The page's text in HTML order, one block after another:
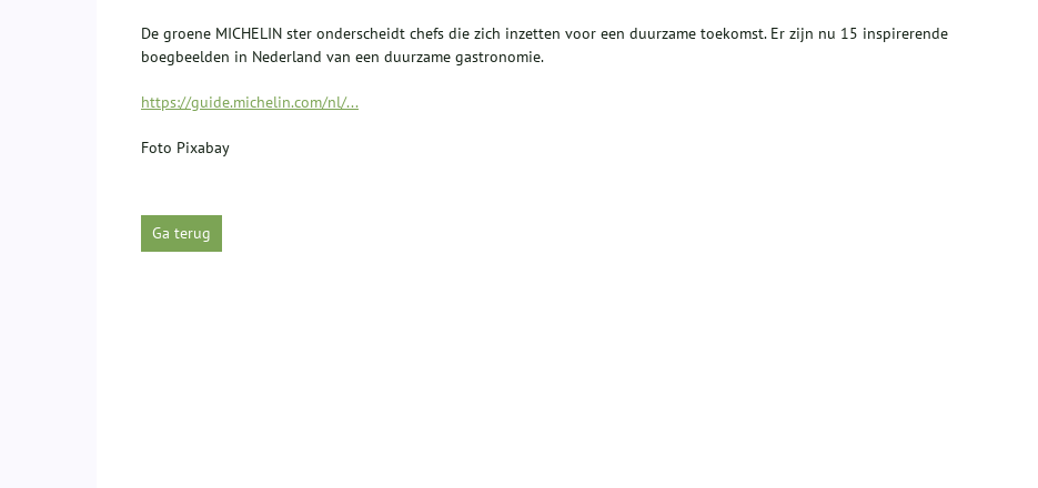
De groene MICHELIN ster onderscheidt chefs die zich inzetten voor een duurzame toekomst. Er zijn nu 15 inspirerende
boegbeelden in Nederland van een duurzame gastronomie.
https://guide.michelin.com/nl/...
Foto Pixabay
Ga terug